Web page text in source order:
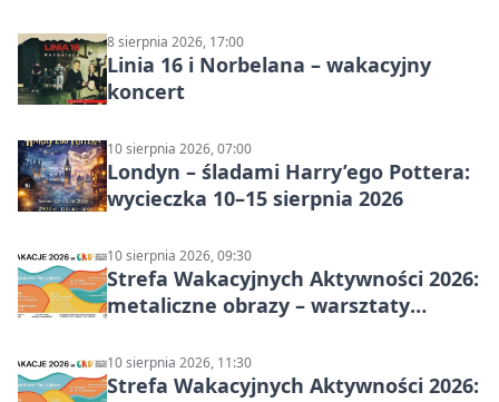
8 sierpnia 2026, 17:00
Linia 16 i Norbelana – wakacyjny
koncert
10 sierpnia 2026, 07:00
Londyn – śladami Harry’ego Pottera:
wycieczka 10–15 sierpnia 2026
10 sierpnia 2026, 09:30
Strefa Wakacyjnych Aktywności 2026:
metaliczne obrazy – warsztaty
10 sierpnia 2026, 11:30
Strefa Wakacyjnych Aktywności 2026: